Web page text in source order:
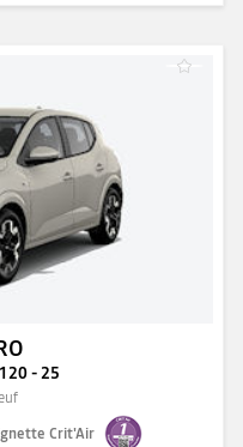
- 25
Crit'Air